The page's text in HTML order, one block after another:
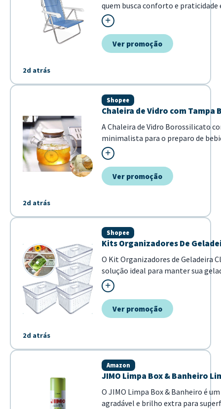
2d atrás
quem busca conforto e
lazer ao ar livre. Com estrutura
leveza e durabilidade, sendo
camping ou piscina. - Estrutura em
Ver promoção
2d atrás
Chaleira de Vidro com Tampa
Shopee
A Chaleira de Vidro Borossilicato
minimalista para o preparo de
térmica, permitindo o uso seguro
Ver promoção
2d atrás
Kits Organizadores De
Shopee
O Kit Organizadores de Geladeira
solução ideal para manter sua
Com design transparente e
armazenado. - Estrutura transp...
Ver promoção
JIMO Limpa Box & Banheiro
Amazon
O JIMO Limpa Box & Banheiro é
agradável e brilho extra para